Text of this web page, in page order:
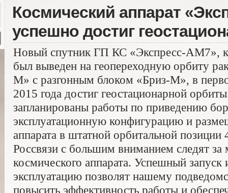
Космический аппарат
успешно достиг
Новый спутник ГП КС «Экспресс-АМ7»,
был выведен на геопереходную орбиту
М» с разгонным блоком «Бриз-М», в
2015 года достиг геостационарной
запланированы работы по приведению
эксплуатационную конфигурацию и
аппарата в штатной орбитальной
Россвязи с большим вниманием следят за
космического аппарата. Успешный
эксплуатацию позволят нашему
повысить эффективность работы и